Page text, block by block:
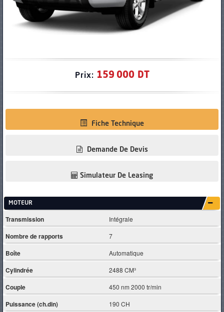
Prix: 159 000 DT
Fiche Technique
Demande De Devis
Simulateur De Leasing
MOTEUR
Transmission Intégrale
Nombre de rapports 7
Boîte Automatique
Cylindrée 2488 CM³
Couple 450 nm 2000 tr/min
Puissance (ch.din) 190 CH